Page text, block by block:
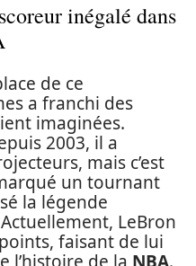
inégalé dans
de ce
a franchi des
imaginées.
2003, il a
mais c’est
un tournant
la légende
LeBron
faisant de lui
l’histoire de la NBA.